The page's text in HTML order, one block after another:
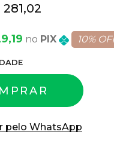
281,02
PIX 10%
pelo WhatsApp